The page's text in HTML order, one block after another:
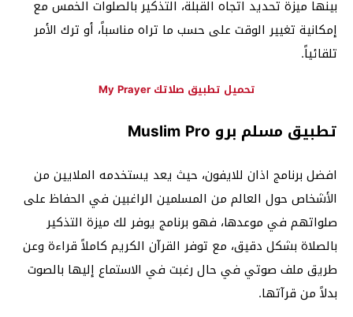
بينها ميزة تحديد اتجاه القبلة، التذكير بالصلوات الخمس مع
إمكانية تغيير الوقت على حسب ما تراه مناسباً، أو ترك الأمر
تلقائياً.
تحميل تطبيق صلاتك My Prayer
تطبيق مسلم برو Muslim Pro
افضل برنامج اذان للايفون، حيث يعد يستخدمه الملايين من
الأشخاص حول العالم من المسلمين الراغبين في الحفاظ على
صلواتهم في موعدها، فهو برنامج يوفر لك ميزة التذكير
بالصلاة بشكل دقيق، مع توفر القرآن الكريم كاملاً قراءة وعن
طريق ملف صوتي في حال رغبت في الاستماع إليها بالصوت
بدلاً من قرآتها.